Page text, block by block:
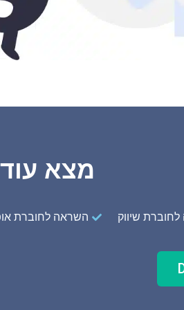
מצא עוד
שיווק השראה לחוברת